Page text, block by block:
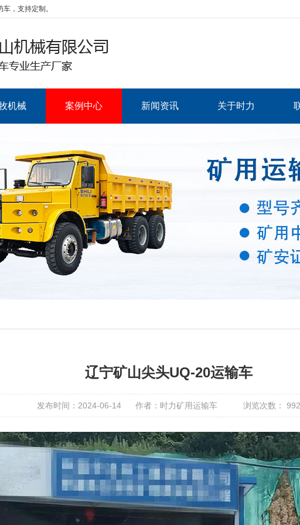
，支持定制。
机械 案例中心 新闻资讯 关于时力
辽宁矿山尖头UQ-20运输车
发布时间：2024-06-14 作者：时力矿用运输车 浏览次数： 992